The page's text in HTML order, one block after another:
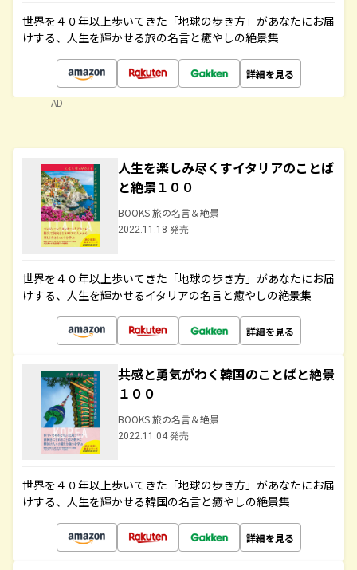
世界を４０年以上歩いてきた「地球の歩き方」があなたにお届
けする、人生を輝かせる旅の名言と癒やしの絶景集
詳細を見る
AD
人生を楽しみ尽くすイタリアのことば
と絶景１００
BOOKS 旅の名言＆絶景
2022.11.18 発売
世界を４０年以上歩いてきた「地球の歩き方」があなたにお届
けする、人生を輝かせるイタリアの名言と癒やしの絶景集
詳細を見る
共感と勇気がわく韓国のことばと絶景
１００
BOOKS 旅の名言＆絶景
2022.11.04 発売
世界を４０年以上歩いてきた「地球の歩き方」があなたにお届
けする、人生を輝かせる韓国の名言と癒やしの絶景集
詳細を見る